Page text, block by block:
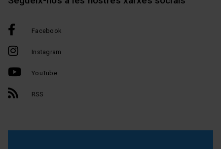
Facebook
Instagram
YouTube
RSS